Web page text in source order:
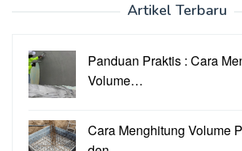
Artikel Terbaru
Panduan Praktis : Cara
Volume…
Cara Menghitung Volume